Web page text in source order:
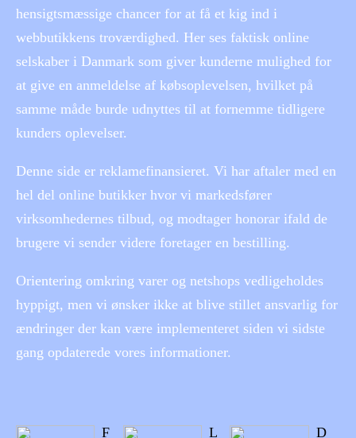
hensigtsmæssige chancer for at få et kig ind i
webbutikkens troværdighed. Her ses faktisk online
selskaber i Danmark som giver kunderne mulighed for
at give en anmeldelse af købsoplevelsen, hvilket på
samme måde burde udnyttes til at fornemme tidligere
kunders oplevelser.
Denne side er reklamefinansieret. Vi har aftaler med en
hel del online butikker hvor vi markedsfører
virksomhedernes tilbud, og modtager honorar ifald de
brugere vi sender videre foretager en bestilling.
Orientering omkring varer og netshops vedligeholdes
hyppigt, men vi ønsker ikke at blive stillet ansvarlig for
ændringer der kan være implementeret siden vi sidste
gang opdaterede vores informationer.
F
L
D